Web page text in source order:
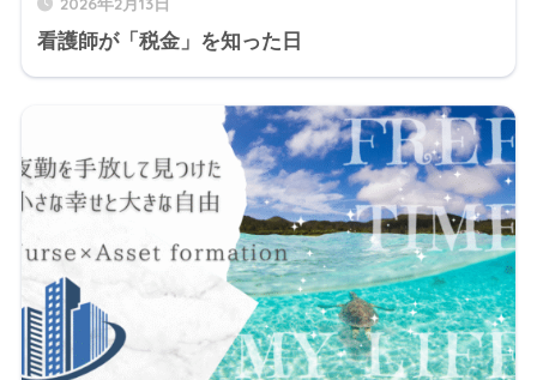
看護師が「税金」を知った日